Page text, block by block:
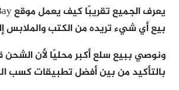
بيع أي شيء تريده من الكتب والملابس
ونوصي ببيع سلع أكبر محليًا لأن الشحن
بالتأكيد من بين أفضل تطبيقات كسب